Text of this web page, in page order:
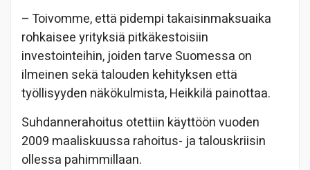
– Toivomme, että pidempi takaisinmaksuaika
rohkaisee yrityksiä pitkäkestoisiin
investointeihin, joiden tarve Suomessa on
ilmeinen sekä talouden kehityksen että
työllisyyden näkökulmista, Heikkilä painottaa.
Suhdannerahoitus otettiin käyttöön vuoden
2009 maaliskuussa rahoitus- ja talouskriisin
ollessa pahimmillaan.